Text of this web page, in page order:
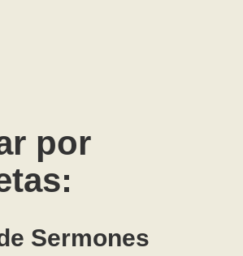
por
Sermones